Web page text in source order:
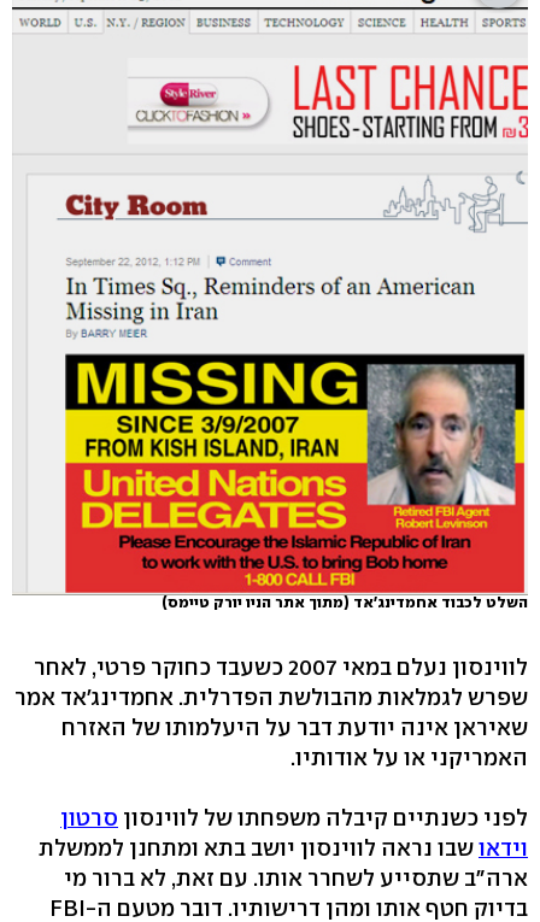
השלט לכבוד אחמדינג'אד (מתוך אתר הניו יורק טיימס)
לווינסון נעלם במאי 2007 כשעבד כחוקר פרטי, לאחר
שפרש לגמלאות מהבולשת הפדרלית. אחמדינג'אד אמר
שאיראן אינה יודעת דבר על היעלמותו של האזרח
האמריקני או על אודותיו.
לפני כשנתיים קיבלה משפחתו של לווינסון סרטון
וידאושבו נראה לווינסון יושב בתא ומתחנן לממשלת
ארה"ב שתסייע לשחרר אותו. עם זאת, לא ברור מי
בדיוק חטף אותו ומהן דרישותיו. דובר מטעם ה-FBI